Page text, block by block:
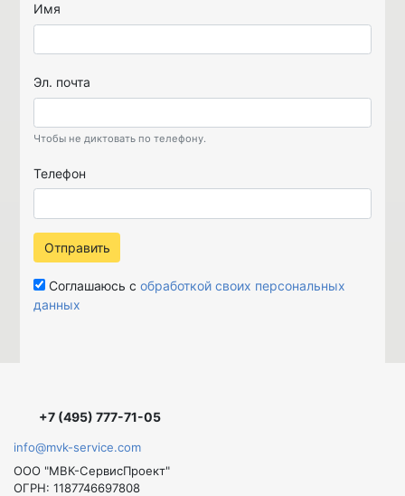
Имя
Эл. почта
Чтобы не диктовать по телефону.
Телефон
Отправить
Соглашаюсь собработкой своих персональных
данных
+7 (495) 777-71-05
info@mvk-service.com
ООО "МВК-СервисПроект"
ОГРН: 1187746697808